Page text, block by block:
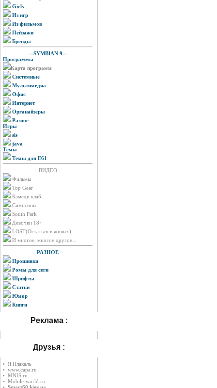
Girls
Из игр
Из фильмов
Пейзажи
Бренды
-=SYMBIAN 9=-
Программы
Карта программ
Системные
Мультимедиа
Офис
Интернет
Органайзеры
Разное
Игры
sis
java
Темы
Темы для E61
-=ВИДЕО=-
Фильмы
Top Gear
Камеди клаб
Симпсоны
South Park
Девочки 18+
LOST(Остаться в живых)
И многое, многое другое...
-=РАЗНОЕ=-
Прошивки
Ромы для сеги
Шрифты
Статьи
Юмор
Книги
Реклама :
Друзья :
• Я Плакалъ
• www.capa.ru
• MNIS.ru
• Mobile-world.ru